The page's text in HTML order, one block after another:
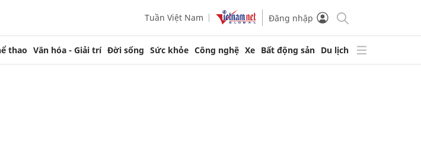
Tuần Việt Nam Đăng nhập
thao Văn hóa - Giải trí Đời sống Sức khỏe Công nghệ Xe Bất động sản Du lịch